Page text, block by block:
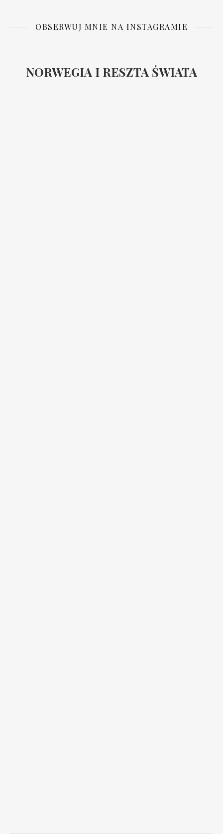
OBSERWUJ MNIE NA INSTAGRAMIE
NORWEGIA I RESZTA ŚWIATA